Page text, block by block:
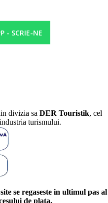
- SCRIE-NE
divizia sa DER Touristik, cel
turismului.
se regaseste in ultimul pas al
de plata.